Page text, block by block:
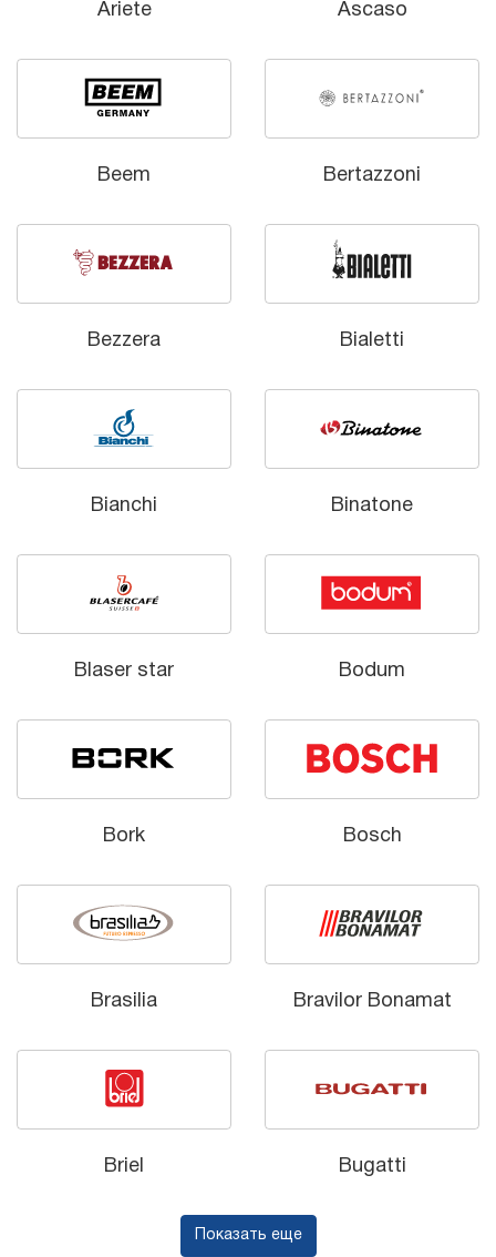
Ariete Ascaso
Beem Bertazzoni
Bezzera Bialetti
Bianchi Binatone
Blaser star Bodum
Bork Bosch
Brasilia Bravilor Bonamat
Briel Bugatti
Показать еще